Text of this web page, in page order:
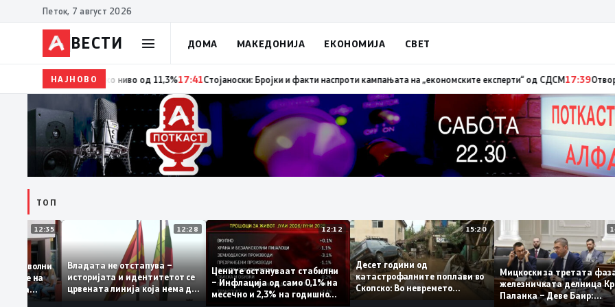
Петок, 7 август 2026
ВЕСТИ ДОМА МАКЕДОНИЈА ЕКОНОМИЈА СВЕТ
НАЈНОВО
18:06 Мерките за самовработување даваат резултат – невработеноста на историски најниско ниво од 11,3%17:41
ТОП
12:35
се задоволни
на
12:28
Владата не отстапува –
историјата и идентитетот се
црвената линија која нема да
се погази
12:12
Цените остануваат стабилни
– Инфлација од само 0,1% на
месечно и 2,3% на годишно
15:20
Десет години од
катастрофалните поплави во
Скопско: Во невремето
Мицкоски за третата
железничката
Паланка – Деве Баир: